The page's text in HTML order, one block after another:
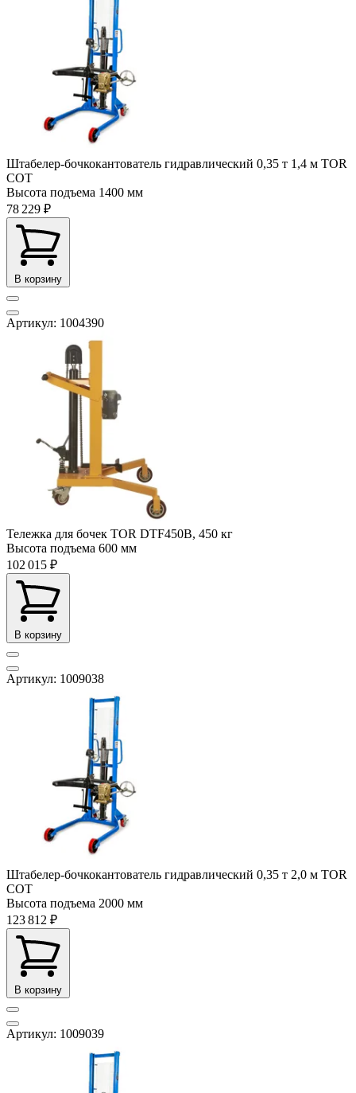
Штабелер-бочкокантователь гидравлический 0,35 т 1,4 м TOR
COT
Высота подъема 1400 мм
78 229 ₽
В корзину
Артикул: 1004390
Тележка для бочек TOR DTF450B, 450 кг
Высота подъема 600 мм
102 015 ₽
В корзину
Артикул: 1009038
Штабелер-бочкокантователь гидравлический 0,35 т 2,0 м TOR
COT
Высота подъема 2000 мм
123 812 ₽
В корзину
Артикул: 1009039